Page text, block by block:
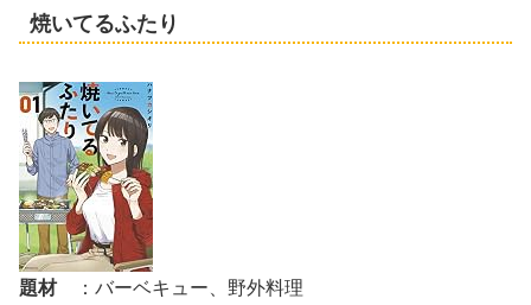
焼いてるふたり
題材
：バーベキュー、野外料理